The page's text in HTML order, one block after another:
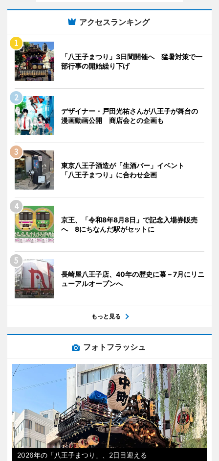
アクセスランキング
「八王子まつり」3日間開催へ 猛暑対策で一
部行事の開始繰り下げ
デザイナー・戸田光祐さんが八王子が舞台の
漫画動画公開 商店会との企画も
東京八王子酒造が「生酒バー」イベント
「八王子まつり」に合わせ企画
京王、「令和8年8月8日」で記念入場券販売
へ 8にちなんだ駅がセットに
長崎屋八王子店、40年の歴史に幕－7月にリニ
ューアルオープンへ
もっと見る
フォトフラッシュ
2026年の「八王子まつり」、2日目迎える